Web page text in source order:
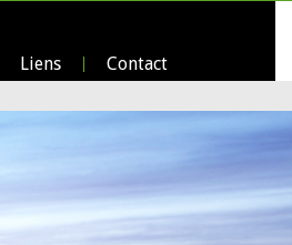
Liens Contact